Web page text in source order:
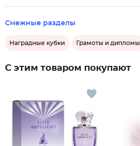
Смежные разделы
Наградные кубки Грамоты и дипломы
С этим товаром покупают